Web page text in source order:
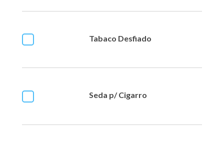
Tabaco Desfiado
Seda p/ Cigarro